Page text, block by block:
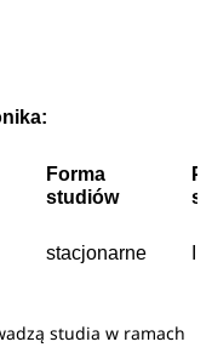
Forma
studiów
stacjonarne
studia w ramach